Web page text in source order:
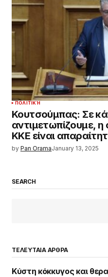
ΠΟΛΙΤΙΚΉ
Κουτσούμπας: Σε
αντιμετωπίζουμε,
ΚΚΕ είναι
by Pan OramaJanuary 13, 2025
SEARCH
ΤΕΛΕΥΤΑΙΑ ΑΡΘΡΑ
Κύστη κόκκυγος και